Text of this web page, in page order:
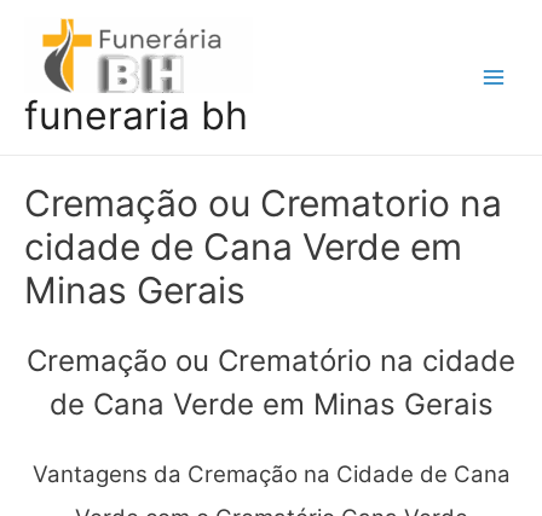
conteúdo
funeraria bh
Cremação ou Crematorio na
cidade de Cana Verde em
Minas Gerais
Cremação ou Crematório na cidade
de Cana Verde em Minas Gerais
Vantagens da Cremação na Cidade de Cana